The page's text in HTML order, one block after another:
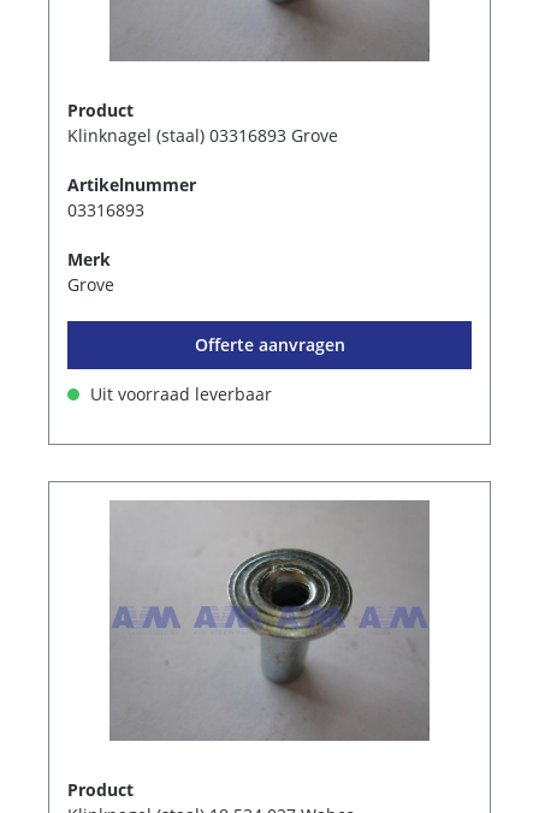
Product
Klinknagel (staal) 03316893 Grove
Artikelnummer
03316893
Merk
Grove
Offerte aanvragen
Uit voorraad leverbaar
Product